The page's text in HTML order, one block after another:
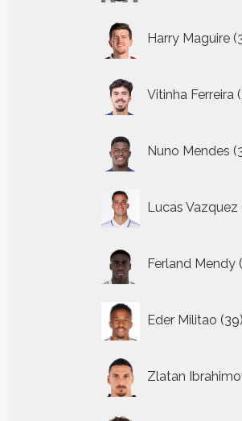
Harry Maguire
Vitinha Ferreira
Nuno Mendes
Lucas Vazquez
Ferland Mendy
Eder Militao 39
Zlatan